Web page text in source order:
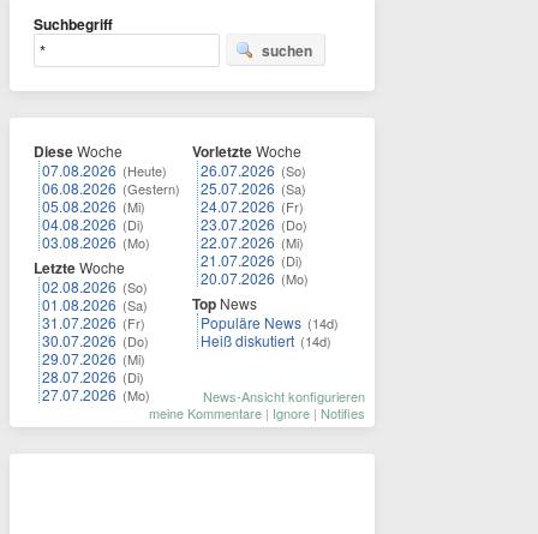
Suchbegriff
suchen
DieseWoche
07.08.2026 (Heute)
06.08.2026 (Gestern)
05.08.2026 (Mi)
04.08.2026 (Di)
03.08.2026 (Mo)
LetzteWoche
02.08.2026 (So)
01.08.2026 (Sa)
31.07.2026 (Fr)
30.07.2026 (Do)
29.07.2026 (Mi)
28.07.2026 (Di)
27.07.2026 (Mo)
VorletzteWoche
26.07.2026 (So)
25.07.2026 (Sa)
24.07.2026 (Fr)
23.07.2026 (Do)
22.07.2026 (Mi)
21.07.2026 (Di)
20.07.2026 (Mo)
Top News
Populäre News (14d)
Heiß diskutiert (14d)
News-Ansicht konfigurieren
meine Kommentare | Ignore | Notifies